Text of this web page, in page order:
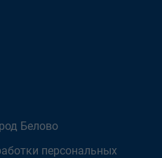
Белово
персональных